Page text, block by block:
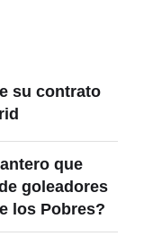
su contrato
que
goleadores
los Pobres?